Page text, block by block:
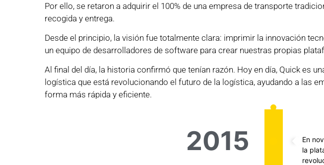
Por ello, se retaron a adquirir el 100% de una empresa de transporte
recogida y entrega.
Desde el principio, la visión fue totalmente clara: imprimir la innovación
un equipo de desarrolladores de software para crear nuestras propias
Al final del día, la historia confirmó que tenían razón. Hoy en día, Quick es
logística que está revolucionando el futuro de la logística, ayudando a las
forma más rápida y eficiente.
2015
En
la